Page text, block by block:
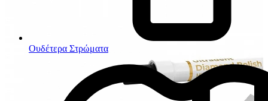
Ουδέτερα Στρώματα